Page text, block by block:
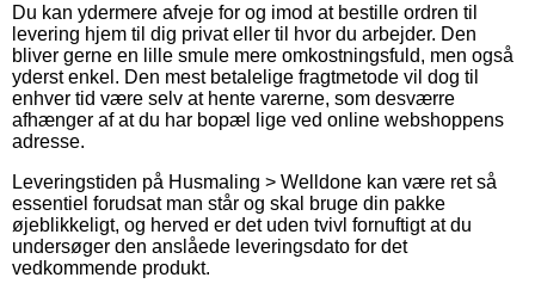
Du kan ydermere afveje for og imod at bestille ordren til
levering hjem til dig privat eller til hvor du arbejder. Den
bliver gerne en lille smule mere omkostningsfuld, men også
yderst enkel. Den mest betalelige fragtmetode vil dog til
enhver tid være selv at hente varerne, som desværre
afhænger af at du har bopæl lige ved online webshoppens
adresse.
Leveringstiden på Husmaling > Welldone kan være ret så
essentiel forudsat man står og skal bruge din pakke
øjeblikkeligt, og herved er det uden tvivl fornuftigt at du
undersøger den anslåede leveringsdato for det
vedkommende produkt.